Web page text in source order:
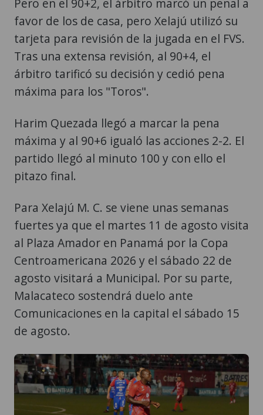
favor de los de casa, pero Xelajú utilizó su
tarjeta para revisión de la jugada en el FVS.
Tras una extensa revisión, al 90+4, el
árbitro tarificó su decisión y cedió pena
máxima para los "Toros".
Harim Quezada llegó a marcar la pena
máxima y al 90+6 igualó las acciones 2-2. El
partido llegó al minuto 100 y con ello el
pitazo final.
Para Xelajú M. C. se viene unas semanas
fuertes ya que el martes 11 de agosto visita
al Plaza Amador en Panamá por la Copa
Centroamericana 2026 y el sábado 22 de
agosto visitará a Municipal. Por su parte,
Malacateco sostendrá duelo ante
Comunicaciones en la capital el sábado 15
de agosto.